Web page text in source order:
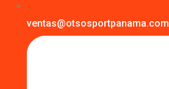
ventas@otsosportpanama.com